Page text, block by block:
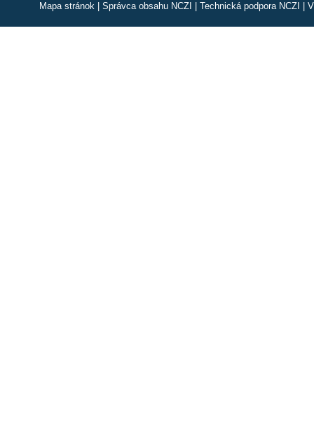
Mapa stránok| Správca obsahu NCZI Technická podpora NCZI